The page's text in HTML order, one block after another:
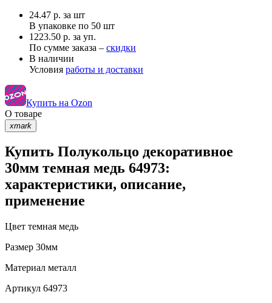
24.47 р. за шт
В упаковке по 50 шт
1223.50 р. за уп.
По сумме заказа – скидки
В наличии
Условия работы и доставки
Купить на Ozon
О товаре
xmark
Купить Полукольцо декоративное
30мм темная медь 64973:
характеристики, описание,
применение
Цвет темная медь
Размер 30мм
Материал металл
Артикул 64973